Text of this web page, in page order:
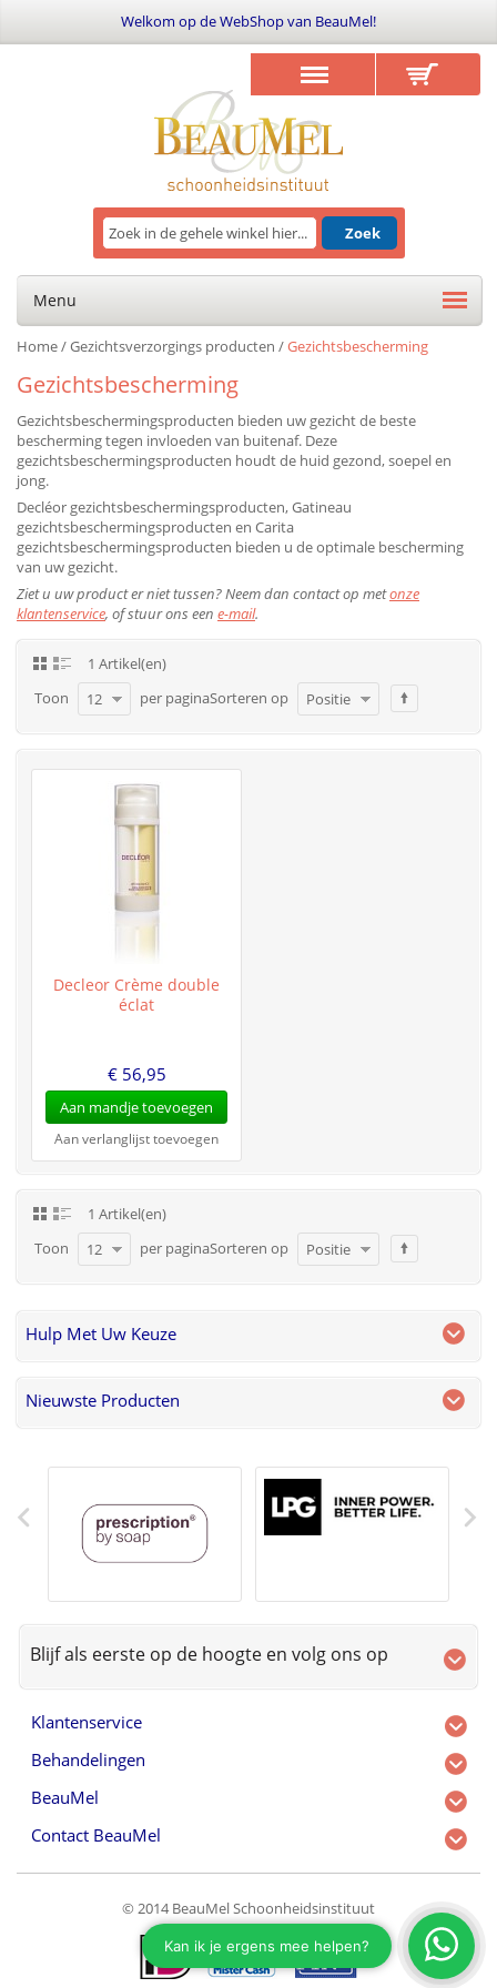
Welkom op de WebShop van BeauMel!
Zoek
Menu
Home/Gezichtsverzorgings producten /Gezichtsbescherming
Gezichtsbescherming
Gezichtsbeschermingsproducten bieden uw gezicht de beste
bescherming tegen invloeden van buitenaf. Deze
gezichtsbeschermingsproducten houdt de huid gezond, soepel en
jong.
Decléor gezichtsbeschermingsproducten, Gatineau
gezichtsbeschermingsproducten en Carita
gezichtsbeschermingsproducten bieden u de optimale bescherming
van uw gezicht.
Ziet u uw product er niet tussen? Neem dan contact op metonze
klantenservice, of stuur ons een e-mail.
1 Artikel(en)
Toon
12 per paginaSorteren op Positie
Decleor Crème double
éclat
€ 56,95
Aan mandje toevoegen
Aan verlanglijst toevoegen
1 Artikel(en)
Toon
12 per paginaSorteren op Positie
Hulp Met Uw Keuze
Nieuwste Producten
Blijf als eerste op de hoogte en volg ons op
Klantenservice
Behandelingen
BeauMel
Contact BeauMel
© 2014 BeauMel Schoonheidsinstituut